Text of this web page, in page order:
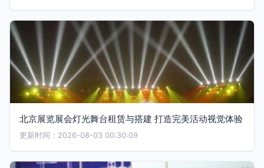
北京展览展会灯光舞台租赁与搭建 打造完美活动视觉体验
更新时间：2026-08-03 00:30:09